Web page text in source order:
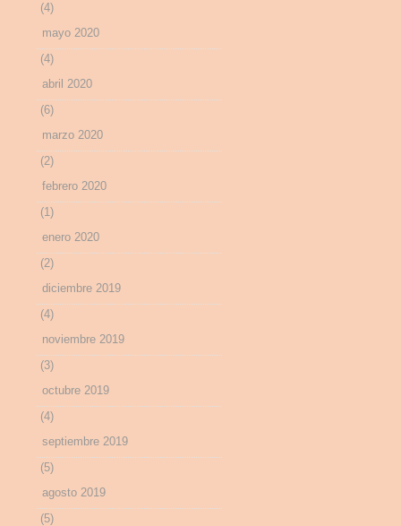
(4)
mayo 2020
(4)
abril 2020
(6)
marzo 2020
(2)
febrero 2020
(1)
enero 2020
(2)
diciembre 2019
(4)
noviembre 2019
(3)
octubre 2019
(4)
septiembre 2019
(5)
agosto 2019
(5)